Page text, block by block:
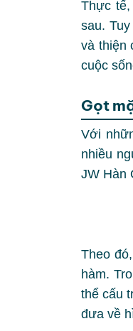
Thực
sau.
và thiện
cuộc
Gọt
Với
nhiều
JW Hàn
Theo
hàm.
thể cấu
đưa về